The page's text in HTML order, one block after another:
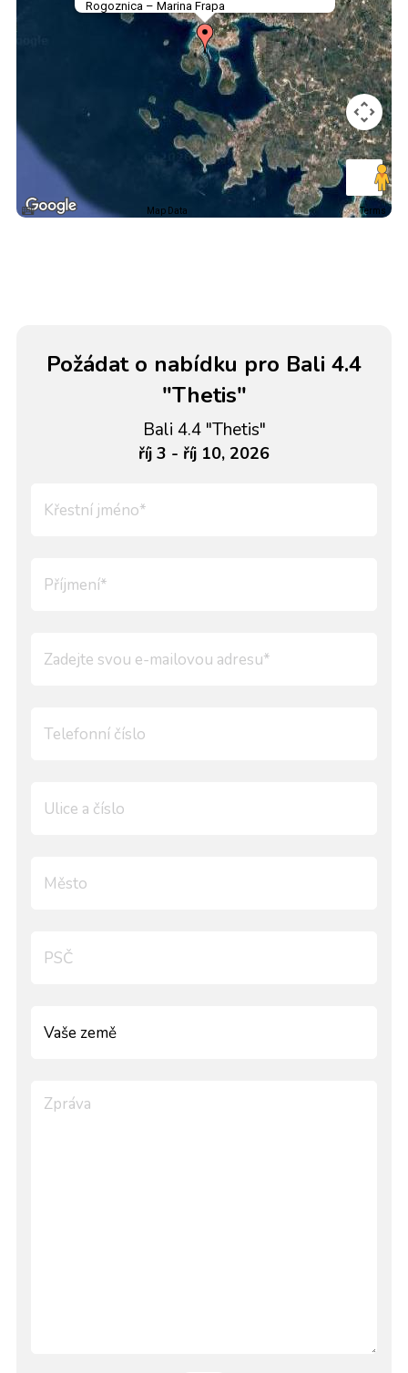
Rogoznica – Marina Frapa
Map Data Terms
Požádat o nabídku pro Bali 4.4
"Thetis"
Bali 4.4 "Thetis"
říj 3 - říj 10, 2026